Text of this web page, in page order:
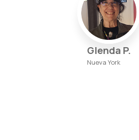
Glenda P.
Nueva York